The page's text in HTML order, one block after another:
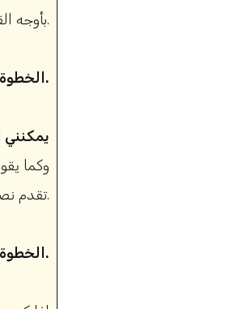
بأوجه القصور لديك، مهما كانت.
.
وكما
تقدم نصيحة قوية. بمجرد إزالة أكبر الإغراءات من بيئتك، ستحسن انضباطك الذاتي بشكل كبير.
.